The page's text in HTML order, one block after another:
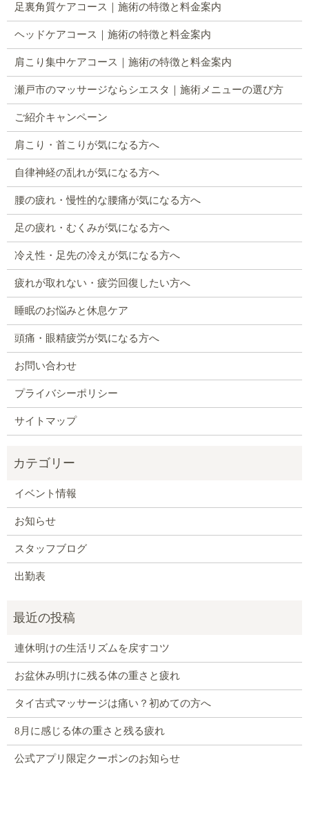
足裏角質ケアコース｜施術の特徴と料金案内
ヘッドケアコース｜施術の特徴と料金案内
肩こり集中ケアコース｜施術の特徴と料金案内
瀬戸市のマッサージならシエスタ｜施術メニューの選び方
ご紹介キャンペーン
肩こり・首こりが気になる方へ
自律神経の乱れが気になる方へ
腰の疲れ・慢性的な腰痛が気になる方へ
足の疲れ・むくみが気になる方へ
冷え性・足先の冷えが気になる方へ
疲れが取れない・疲労回復したい方へ
睡眠のお悩みと休息ケア
頭痛・眼精疲労が気になる方へ
お問い合わせ
プライバシーポリシー
サイトマップ
イベント情報
お知らせ
スタッフブログ
出勤表
連休明けの生活リズムを戻すコツ
お盆休み明けに残る体の重さと疲れ
タイ古式マッサージは痛い？初めての方へ
8月に感じる体の重さと残る疲れ
公式アプリ限定クーポンのお知らせ